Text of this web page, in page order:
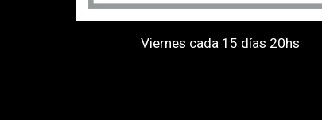
Viernes cada 15 días 20hs